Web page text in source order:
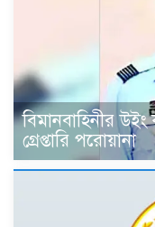
বিমানবাহিনীর
গ্রেপ্তারি পরোয়ানা